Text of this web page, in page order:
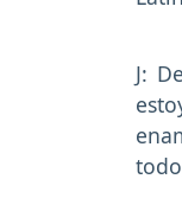
J: